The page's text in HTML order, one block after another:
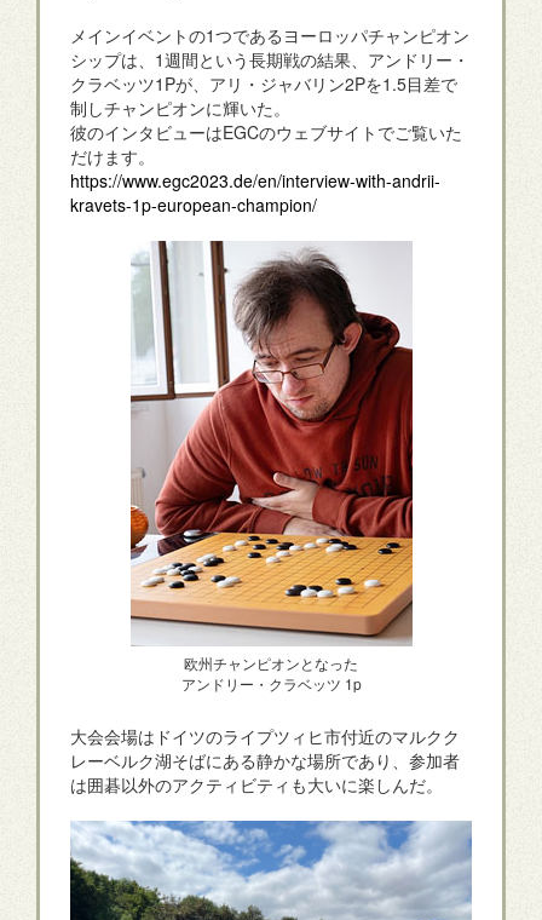
メインイベントの1つであるヨーロッパチャンピオン
シップは、1週間という長期戦の結果、アンドリー・
クラベッツ1Pが、アリ・ジャバリン2Pを1.5目差で
制しチャンピオンに輝いた。
彼のインタビューはEGCのウェブサイトでご覧いた
だけます。
https://www.egc2023.de/en/interview-with-andrii-
kravets-1p-european-champion/
欧州チャンピオンとなった
アンドリー・クラベッツ 1p
大会会場はドイツのライプツィヒ市付近のマルクク
レーベルク湖そばにある静かな場所であり、参加者
は囲碁以外のアクティビティも大いに楽しんだ。